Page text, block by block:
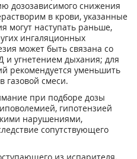
дозозависимого снижения
в крови, указанные
могут наступать раньше,
ингаляционных
может быть связана со
угнетением дыхания; для
рекомендуется уменьшить
газовой смеси.
при подборе дозы
гипотензией
нарушениями,
сопутствующего